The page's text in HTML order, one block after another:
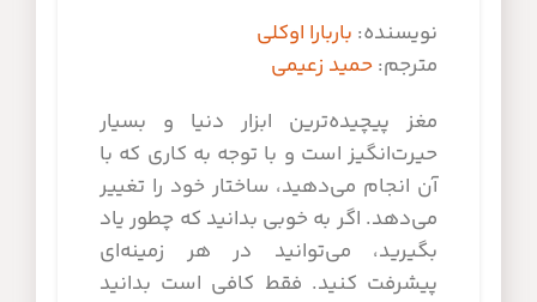
نویسنده: باربارا اوکلی
مترجم:حمید زعیمی
مغز پیچیده‌ترین ابزار دنیا و بسیار
حیرت‌انگیز است و با توجه به کاری که با
آن انجام می‌دهید، ساختار خود را تغییر
می‌دهد. اگر به خوبی بدانید که چطور یاد
بگیرید، می‌توانید در هر زمینه‌ای
پیشرفت کنید. فقط کافی است بدانید